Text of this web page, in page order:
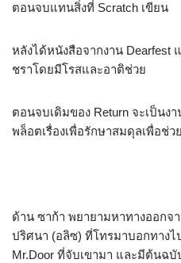
ตอนจบแทนสิ่งที่ Scratch เขียน
หลังได้หนังสือจากงาน
ชราโดยมีโรสและอาติช่วย
ตอนจบเดิมของ Return จะเป็นง
พล็อตเรื่องเพื่อรักษาสมดุลเพื่อช่
ด้าน ซาก้า พยายามหาทางออกจ
ปริศนา (อลิซ) ที่โทรมาบอกทาง
Mr.Door ที่จับเขามา และมีต้นฉ